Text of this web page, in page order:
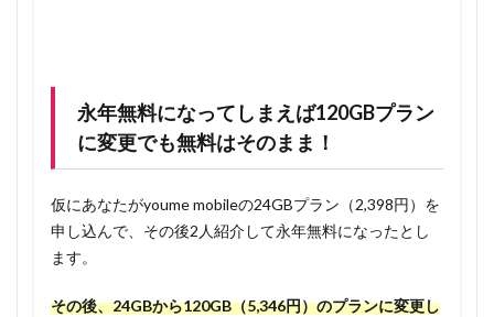
永年無料になってしまえば120GBプラン
に変更でも無料はそのまま！
仮にあなたがyoume mobileの24GBプラン（2,398円）を
申し込んで、その後2人紹介して永年無料になったとし
ます。
その後、24GBから120GB（5,346円）のプランに変更し